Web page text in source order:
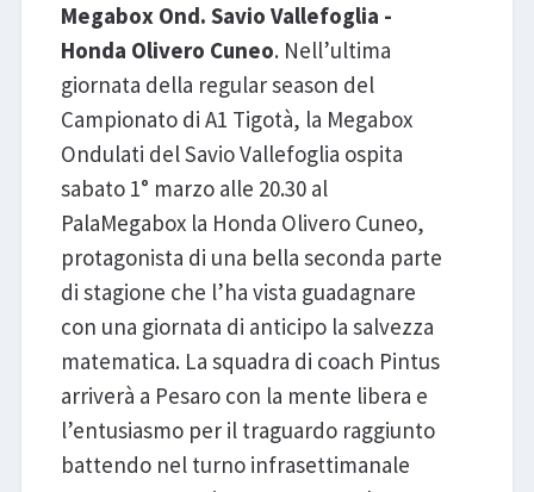
Megabox Ond. Savio Vallefoglia -
Honda Olivero Cuneo. Nell’ultima
giornata della regular season del
Campionato di A1 Tigotà, la Megabox
Ondulati del Savio Vallefoglia ospita
sabato 1° marzo alle 20.30 al
PalaMegabox la Honda Olivero Cuneo,
protagonista di una bella seconda parte
di stagione che l’ha vista guadagnare
con una giornata di anticipo la salvezza
matematica. La squadra di coach Pintus
arriverà a Pesaro con la mente libera e
l’entusiasmo per il traguardo raggiunto
battendo nel turno infrasettimanale